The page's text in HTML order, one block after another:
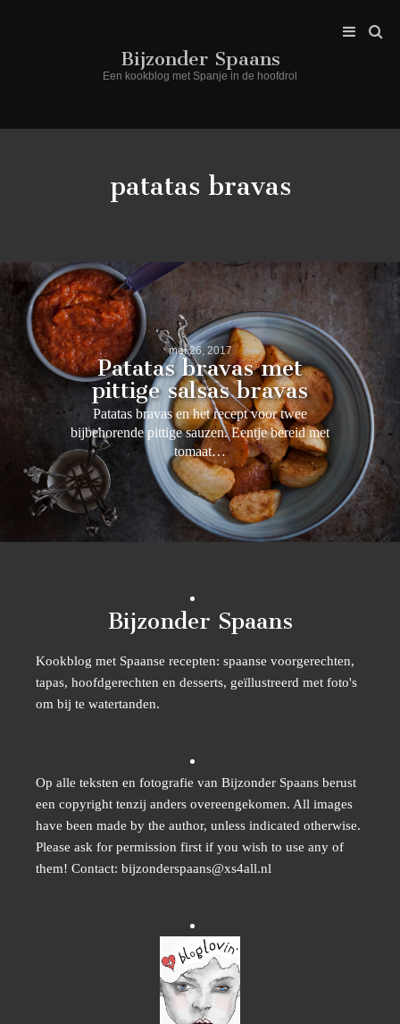
Bijzonder Spaans
Een kookblog met Spanje in de hoofdrol
patatas bravas
mei 26, 2017
Patatas bravas met
pittige salsas bravas
Patatas bravas en het recept voor twee
bijbehorende pittige sauzen. Eentje bereid met
tomaat…
Bijzonder Spaans
Kookblog met Spaanse recepten: spaanse voorgerechten,
tapas, hoofdgerechten en desserts, geïllustreerd met foto's
om bij te watertanden.
Op alle teksten en fotografie van Bijzonder Spaans berust
een copyright tenzij anders overeengekomen. All images
have been made by the author, unless indicated otherwise.
Please ask for permission first if you wish to use any of
them! Contact: bijzonderspaans@xs4all.nl